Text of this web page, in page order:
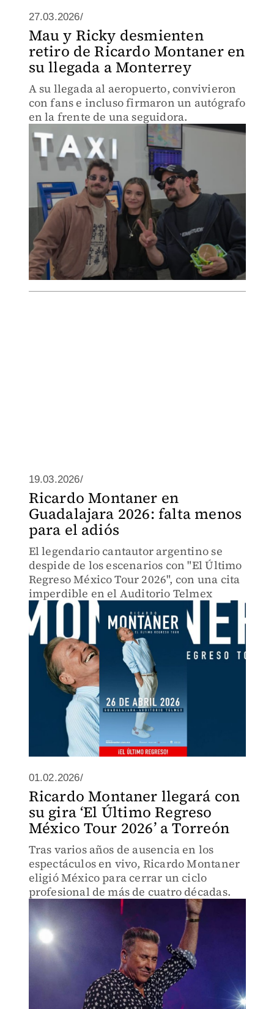
27.03.2026/
Mau y Ricky desmienten
retiro de Ricardo Montaner en
su llegada a Monterrey
A su llegada al aeropuerto, convivieron
con fans e incluso firmaron un autógrafo
en la frente de una seguidora.
19.03.2026/
Ricardo Montaner en
Guadalajara 2026: falta menos
para el adiós
El legendario cantautor argentino se
despide de los escenarios con "El Último
Regreso México Tour 2026", con una cita
imperdible en el Auditorio Telmex
01.02.2026/
Ricardo Montaner llegará con
su gira ‘El Último Regreso
México Tour 2026’ a Torreón
Tras varios años de ausencia en los
espectáculos en vivo, Ricardo Montaner
eligió México para cerrar un ciclo
profesional de más de cuatro décadas.